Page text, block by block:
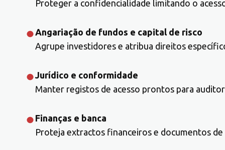
Proteger a confidencialidade limitando o
Angariação de fundos e capital de risco
Agrupe investidores e atribua direitos
Jurídico e conformidade
Manter registos de acesso prontos para
Finanças e banca
Proteja extractos financeiros e documentos